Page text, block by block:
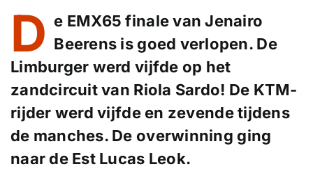
D e EMX65 finale van Jenairo
Beerens is goed verlopen. De
Limburger werd vijfde op het
zandcircuit van Riola Sardo! De KTM-
rijder werd vijfde en zevende tijdens
de manches. De overwinning ging
naar de Est Lucas Leok.